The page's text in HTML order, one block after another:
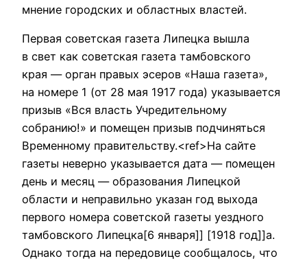
мнение городских и областных властей.
Первая советская газета Липецка вышла
в свет как советская газета тамбовского
края — орган правых эсеров «Наша газета»,
на номере 1 (от 28 мая 1917 года) указывается
призыв «Вся власть Учредительному
собранию!» и помещен призыв подчиняться
Временному правительству.<ref>На сайте
газеты неверно указывается дата — помещен
день и месяц — образования Липецкой
области и неправильно указан год выхода
первого номера советской газеты уездного
тамбовского Липецка[6 января]] [1918 год]]а.
Однако тогда на передовице сообщалось, что